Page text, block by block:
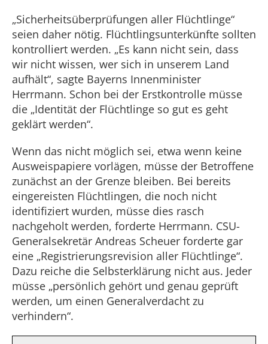
„Sicherheitsüberprüfungen aller Flüchtlinge“
seien daher nötig. Flüchtlingsunterkünfte sollten
kontrolliert werden. „Es kann nicht sein, dass
wir nicht wissen, wer sich in unserem Land
aufhält“, sagte Bayerns Innenminister
Herrmann. Schon bei der Erstkontrolle müsse
die „Identität der Flüchtlinge so gut es geht
geklärt werden“.
Wenn das nicht möglich sei, etwa wenn keine
Ausweispapiere vorlägen, müsse der Betroffene
zunächst an der Grenze bleiben. Bei bereits
eingereisten Flüchtlingen, die noch nicht
identifiziert wurden, müsse dies rasch
nachgeholt werden, forderte Herrmann. CSU-
Generalsekretär Andreas Scheuer forderte gar
eine „Registrierungsrevision aller Flüchtlinge“.
Dazu reiche die Selbsterklärung nicht aus. Jeder
müsse „persönlich gehört und genau geprüft
werden, um einen Generalverdacht zu
verhindern“.